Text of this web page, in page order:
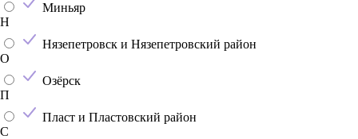
Миньяр
Н
Нязепетровск и Нязепетровский район
О
Озёрск
П
Пласт и Пластовский район
С